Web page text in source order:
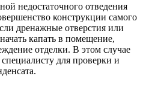
недостаточного отведения
конструкции самого
дренажные отверстия или
капать в помещение,
отделки. В этом случае
для проверки и